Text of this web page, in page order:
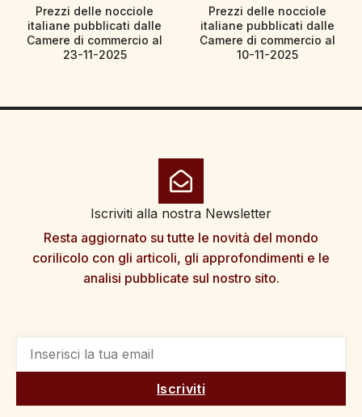
Prezzi delle nocciole
italiane pubblicati dalle
Camere di commercio al
23-11-2025
Prezzi delle nocciole
italiane pubblicati dalle
Camere di commercio al
10-11-2025
Iscriviti alla nostra Newsletter
Resta aggiornato su tutte le novità del mondo
corilicolo con gli articoli, gli approfondimenti e le
analisi pubblicate sul nostro sito.
Iscriviti